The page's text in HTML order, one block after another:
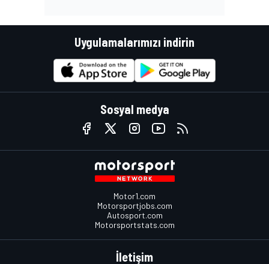
Uygulamalarımızı indirin
Sosyal medya
Motor1.com
Motorsportjobs.com
Autosport.com
Motorsportstats.com
İletişim